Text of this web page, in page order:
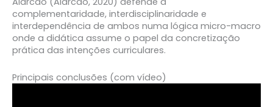
complementaridade, interdisciplinaridade e
interdependência de ambos numa lógica micro-macro
onde a didática assume o papel da concretização
prática das intenções curriculares.
Principais conclusões (com vídeo)